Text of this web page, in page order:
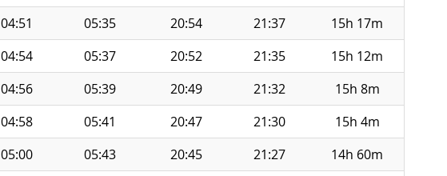
04:51 05:35 20:54 21:37
15h 17m
04:54 05:37 20:52 21:35
15h 12m
04:56 05:39 20:49 21:32
15h 8m
04:58 05:41 20:47 21:30
15h 4m
05:00 05:43 20:45 21:27
14h 60m